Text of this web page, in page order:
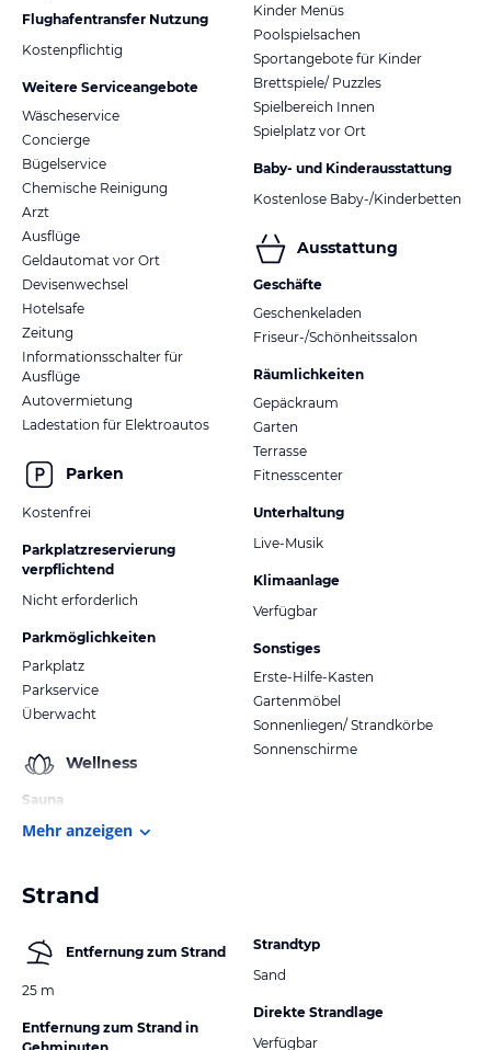
Flughafentransfer Nutzung
Kostenpflichtig
Weitere Serviceangebote
Wäscheservice
Concierge
Bügelservice
Chemische Reinigung
Arzt
Ausflüge
Geldautomat vor Ort
Devisenwechsel
Hotelsafe
Zeitung
Informationsschalter für
Ausflüge
Autovermietung
Ladestation für Elektroautos
Parken
Kostenfrei
Parkplatzreservierung
verpflichtend
Nicht erforderlich
Parkmöglichkeiten
Parkplatz
Parkservice
Überwacht
Wellness
Sauna
Kinder Menüs
Poolspielsachen
Sportangebote für Kinder
Brettspiele/ Puzzles
Spielbereich Innen
Spielplatz vor Ort
Baby- und Kinderausstattung
Kostenlose Baby-/Kinderbetten
Ausstattung
Geschäfte
Geschenkeladen
Friseur-/Schönheitssalon
Räumlichkeiten
Gepäckraum
Garten
Terrasse
Fitnesscenter
Unterhaltung
Live-Musik
Klimaanlage
Verfügbar
Sonstiges
Erste-Hilfe-Kasten
Gartenmöbel
Sonnenliegen/ Strandkörbe
Sonnenschirme
Mehr anzeigen
Strand
Entfernung zum Strand
25 m
Entfernung zum Strand in
Strandtyp
Sand
Direkte Strandlage
Verfügbar